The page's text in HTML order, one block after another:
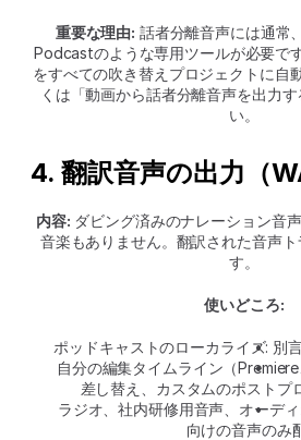
重要な理由: 話者分離音声には通
Podcastのような専用ツールが必要で
をすべての吹き替えプロジェクトに自
くは「動画から話者分離音声を出力
い。
4. 翻訳音声の出力（
内容: ダビング済みのナレーション音
音楽もありません。翻訳された音声
す。
使いどころ:
ポッドキャストのローカライズ: 別
自分の編集タイムライン（
差し替え、カスタムのポストプ
ラジオ、社内研修用音声、オーデ
向けの音声のみ